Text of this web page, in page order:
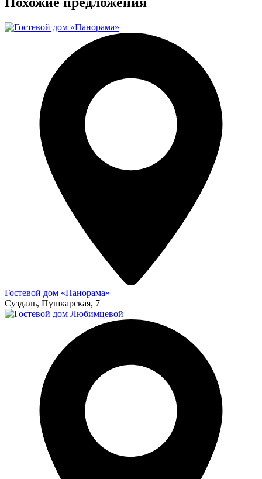
Гостевой дом «Панорама»
Суздаль, Пушкарская, 7